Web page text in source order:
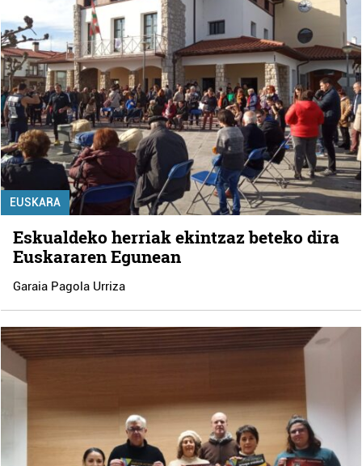
EUSKARA
Eskualdeko herriak ekintzaz beteko dira
Euskararen Egunean
Garaia Pagola Urriza